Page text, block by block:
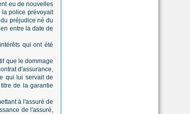
eu de nouvelles
police prévoyait
préjudice né du
entre la date de
qui ont été
que le dommage
d'assurance,
qui lui servait de
de la garantie
à l'assuré de
de l'assuré,